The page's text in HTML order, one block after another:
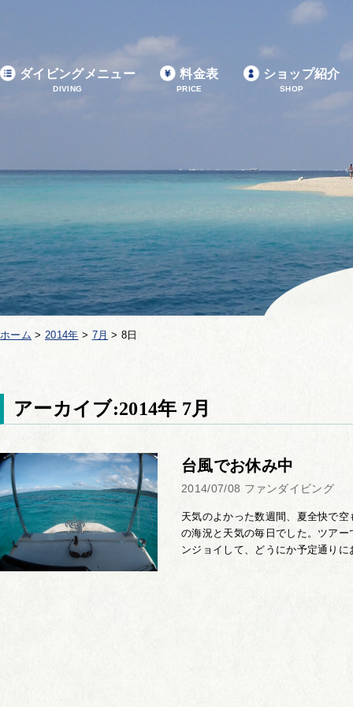
ダイビングメニュー
DIVING
料金表
PRICE
ショップ紹介
SHOP
ホーム > 2014年 > 7月 >8日
アーカイブ:2014年 7月
台風でお休み中
2014/07/08 ファンダイビング
天気のよかった数週間、夏全快で
の海況と天気の毎日でした。ツア
ンジョイして、どうにか予定通り